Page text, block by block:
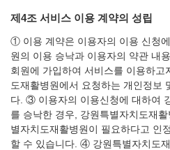
제4조 서비스 이용 계약의 성립
① 이용 계약은 이용자의 이용 신청
원의 이용 승낙과 이용자의 약관 내
회원에 가입하여 서비스를 이용하고
도재활병원에서 요청하는 개인정보
다. ③ 이용자의 이용신청에 대하여
를 승낙한 경우, 강원특별자치도재
별자치도재활병원이 필요하다고 인
할 수 있습니다. ④ 강원특별자치도